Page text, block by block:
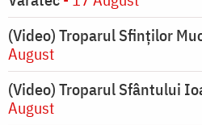
(Video) Troparul Sfinților
August
(Video) Troparul Sfântului
August